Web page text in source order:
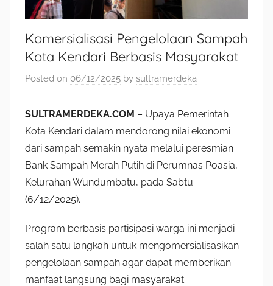
Komersialisasi Pengelolaan Sampah
Kota Kendari Berbasis Masyarakat
Posted on 06/12/2025 by sultramerdeka
SULTRAMERDEKA.COM – Upaya Pemerintah
Kota Kendari dalam mendorong nilai ekonomi
dari sampah semakin nyata melalui peresmian
Bank Sampah Merah Putih di Perumnas Poasia,
Kelurahan Wundumbatu, pada Sabtu
(6/12/2025).
Program berbasis partisipasi warga ini menjadi
salah satu langkah untuk mengomersialisasikan
pengelolaan sampah agar dapat memberikan
manfaat langsung bagi masyarakat.